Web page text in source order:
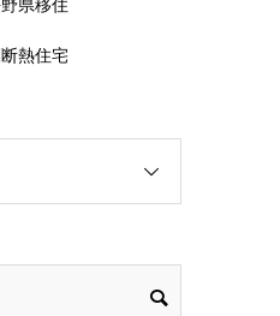
県移住
熱住宅